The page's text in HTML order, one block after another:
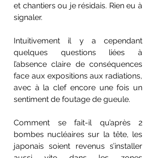
et chantiers ou je résidais. Rien eu à
signaler.
Intuitivement il y a cependant
quelques questions liées à
l’absence claire de conséquences
face aux expositions aux radiations,
avec à la clef encore une fois un
sentiment de foutage de gueule.
Comment se fait-il qu’après 2
bombes nucléaires sur la tête, les
japonais soient revenus s’installer